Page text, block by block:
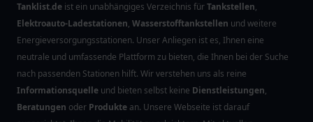
Tanklist.de ist ein unabhängiges Verzeichnis fürTankstellen,
Elektroauto-Ladestationen, Wasserstofftankstellen und weitere
Energieversorgungsstationen. Unser Anliegen ist es, Ihnen eine
neutrale und umfassende Plattform zu bieten, die Ihnen bei der Suche
nach passenden Stationen hilft. Wir verstehen uns als reine
Informationsquelle und bieten selbst keine Dienstleistungen,
Beratungen oder Produkte an. Unsere Webseite ist darauf